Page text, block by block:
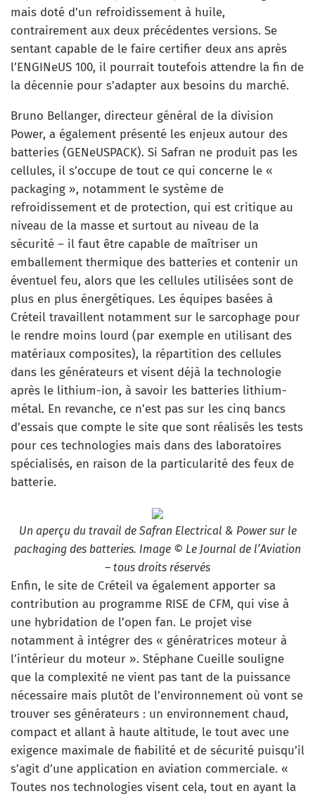
mais doté d’un refroidissement à huile,
contrairement aux deux précédentes versions. Se
sentant capable de le faire certifier deux ans après
l’ENGINeUS 100, il pourrait toutefois attendre la fin de
la décennie pour s’adapter aux besoins du marché.
Bruno Bellanger, directeur général de la division
Power, a également présenté les enjeux autour des
batteries (GENeUSPACK). Si Safran ne produit pas les
cellules, il s’occupe de tout ce qui concerne le «
packaging », notamment le système de
refroidissement et de protection, qui est critique au
niveau de la masse et surtout au niveau de la
sécurité – il faut être capable de maîtriser un
emballement thermique des batteries et contenir un
éventuel feu, alors que les cellules utilisées sont de
plus en plus énergétiques. Les équipes basées à
Créteil travaillent notamment sur le sarcophage pour
le rendre moins lourd (par exemple en utilisant des
matériaux composites), la répartition des cellules
dans les générateurs et visent déjà la technologie
après le lithium-ion, à savoir les batteries lithium-
métal. En revanche, ce n’est pas sur les cinq bancs
d’essais que compte le site que sont réalisés les tests
pour ces technologies mais dans des laboratoires
spécialisés, en raison de la particularité des feux de
batterie.
Un aperçu du travail de Safran Electrical & Power sur le
packaging des batteries. Image © Le Journal de l’Aviation
– tous droits réservés
Enfin, le site de Créteil va également apporter sa
contribution au programme RISE de CFM, qui vise à
une hybridation de l’open fan. Le projet vise
notamment à intégrer des « génératrices moteur à
l’intérieur du moteur ». Stéphane Cueille souligne
que la complexité ne vient pas tant de la puissance
nécessaire mais plutôt de l’environnement où vont se
trouver ses générateurs : un environnement chaud,
compact et allant à haute altitude, le tout avec une
exigence maximale de fiabilité et de sécurité puisqu’il
s’agit d’une application en aviation commerciale. «
Toutes nos technologies visent cela, tout en ayant la